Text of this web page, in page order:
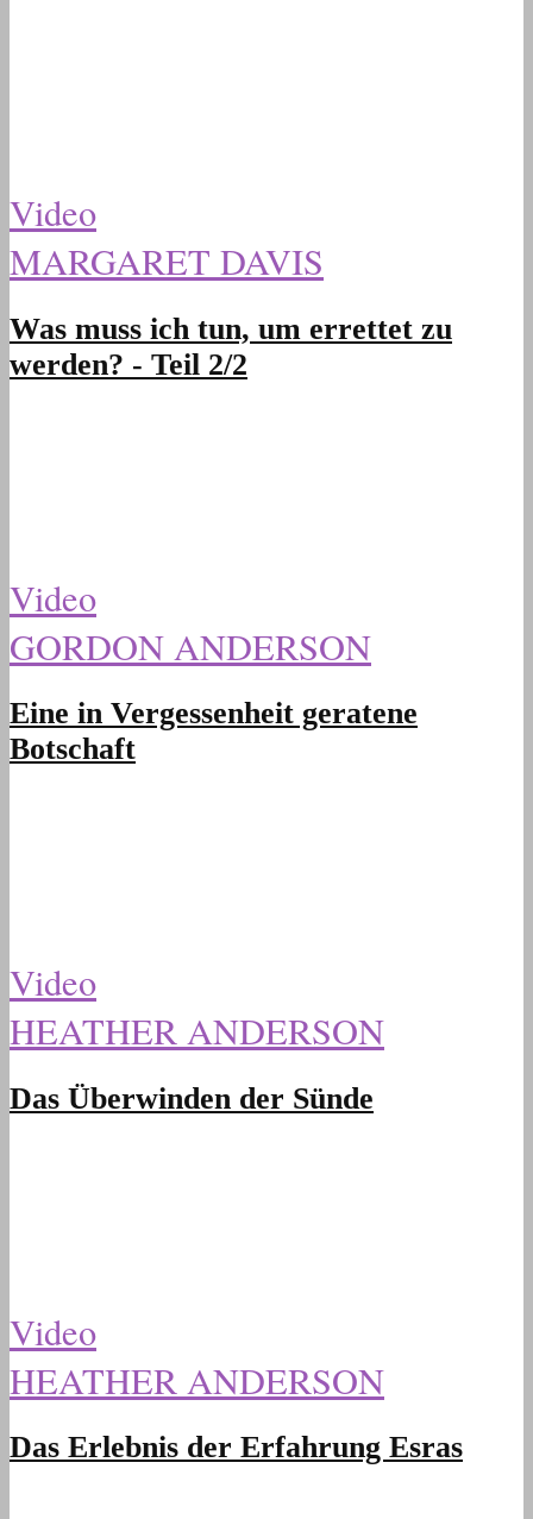
Video
MARGARET DAVIS
Was muss ich tun, um errettet zu
werden? - Teil 2/2
Video
GORDON ANDERSON
Eine in Vergessenheit geratene
Botschaft
Video
HEATHER ANDERSON
Das Überwinden der Sünde
Video
HEATHER ANDERSON
Das Erlebnis der Erfahrung Esras